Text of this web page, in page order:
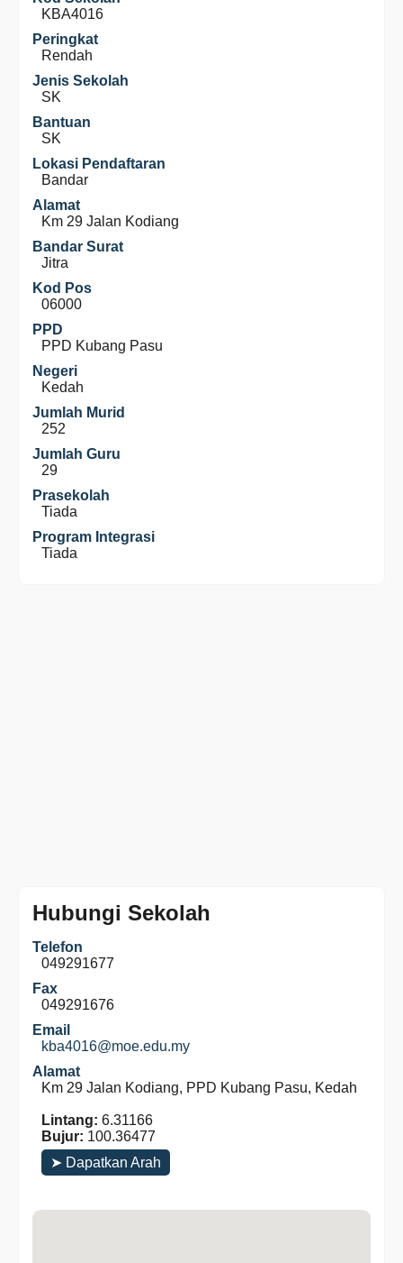
KBA4016
Peringkat
Rendah
Jenis Sekolah
SK
Bantuan
SK
Lokasi Pendaftaran
Bandar
Alamat
Km 29 Jalan Kodiang
Bandar Surat
Jitra
Kod Pos
06000
PPD
PPD Kubang Pasu
Negeri
Kedah
Jumlah Murid
252
Jumlah Guru
29
Prasekolah
Tiada
Program Integrasi
Tiada
Hubungi Sekolah
Telefon
049291677
Fax
049291676
Email
kba4016@moe.edu.my
Alamat
Km 29 Jalan Kodiang, PPD Kubang Pasu, Kedah
Lintang: 6.31166
Bujur: 100.36477
➤ Dapatkan Arah